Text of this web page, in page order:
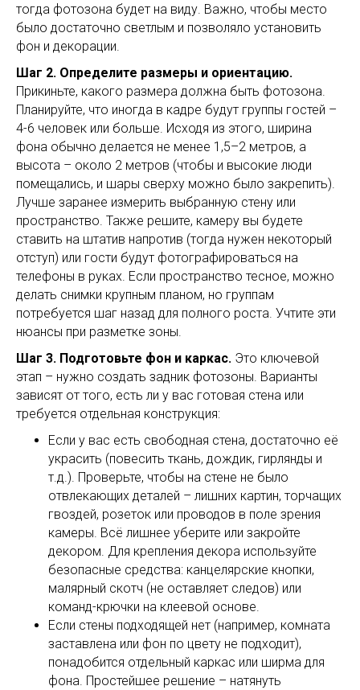
тогда фотозона будет на виду. Важно, чтобы место
было достаточно светлым и позволяло установить
фон и декорации.
Шаг 2. Определите размеры и ориентацию.
Прикиньте, какого размера должна быть фотозона.
Планируйте, что иногда в кадре будут группы гостей –
4-6 человек или больше. Исходя из этого, ширина
фона обычно делается не менее 1,5–2 метров, а
высота – около 2 метров (чтобы и высокие люди
помещались, и шары сверху можно было закрепить).
Лучше заранее измерить выбранную стену или
пространство. Также решите, камеру вы будете
ставить на штатив напротив (тогда нужен некоторый
отступ) или гости будут фотографироваться на
телефоны в руках. Если пространство тесное, можно
делать снимки крупным планом, но группам
потребуется шаг назад для полного роста. Учтите эти
нюансы при разметке зоны.
Шаг 3. Подготовьте фон и каркас. Это ключевой
этап – нужно создать задник фотозоны. Варианты
зависят от того, есть ли у вас готовая стена или
требуется отдельная конструкция:
Если у вас есть свободная стена, достаточно её
украсить (повесить ткань, дождик, гирлянды и
т.д.). Проверьте, чтобы на стене не было
отвлекающих деталей – лишних картин, торчащих
гвоздей, розеток или проводов в поле зрения
камеры. Всё лишнее уберите или закройте
декором. Для крепления декора используйте
безопасные средства: канцелярские кнопки,
малярный скотч (не оставляет следов) или
команд-крючки на клеевой основе.
Если стены подходящей нет (например, комната
заставлена или фон по цвету не подходит),
понадобится отдельный каркас или ширма для
фона. Простейшее решение – натянуть